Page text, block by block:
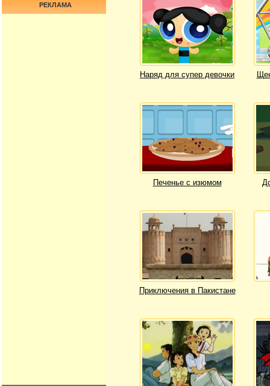
Наряд для супер девочки
Печенье с изюмом
Приключения в Пакистане
РЕКЛАМА